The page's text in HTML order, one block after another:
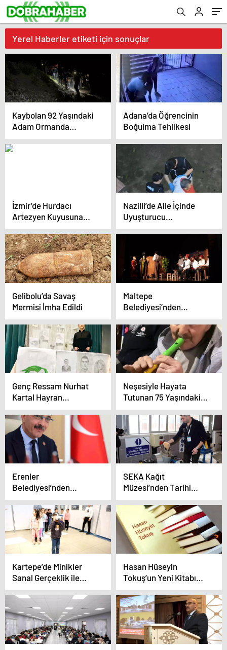
Yerel Haberler etiketi için sonuçlar
Kaybolan 92 Yaşındaki
Adam Ormanda
Bulundu
Adana’da Öğrencinin
Boğulma Tehlikesi
İzmir’de Hurdacı
Artezyen Kuyusuna
Düştü
Nazilli’de Aile İçinde
Uyuşturucu
Operasyonu
Gelibolu’da Savaş
Mermisi İmha Edildi
Maltepe
Belediyesi’nden
Ramazan’a özel Orta
Oyunu Etkinlikleri
Genç Ressam Nurhat
Kartal Hayran
Bırakıyor
Neşesiyle Hayata
Tutunan 75 Yaşındaki
Halil Dede
Erenler
Belediyesi’nden
Ramazan Gönül
Geceleri Daveti
SEKA Kağıt
Müzesi’nden Tarihi
Eserler İçin Yenilikçi
Kenevir Kağıdı Üretimi
Kartepe’de Minikler
Sanal Gerçeklik ile
Kutsal Topraklara
Yolculuk Yaptı
Hasan Hüseyin
Tokuş’un Yeni Kitabı
‘Her Telden Seçme
Yazılar’ Yayınlandı